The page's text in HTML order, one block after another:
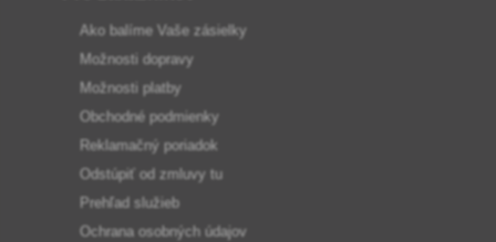
Ako balíme Vaše zásielky
Možnosti dopravy
Možnosti platby
Obchodné podmienky
Reklamačný poriadok
Odstúpiť od zmluvy tu
Prehľad služieb
Ochrana osobných údajov